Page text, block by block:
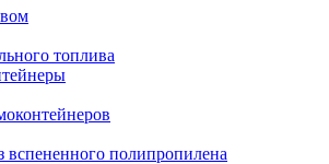
топлива
вспененного полипропилена